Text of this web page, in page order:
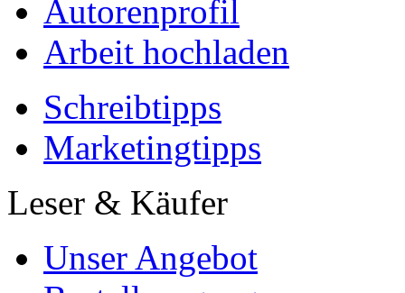
Autorenprofil
Arbeit hochladen
Schreibtipps
Marketingtipps
Leser & Käufer
Unser Angebot